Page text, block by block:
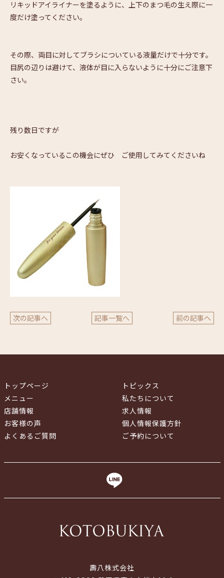
リキッドアイライナーを塗るように、上下のまつ毛の生え際に一
度だけ塗ってください。
その際、両目に対してブラシについている液量だけで十分です。
目尻の辺りは避けて、液体が目に入らないように十分にご注意下
さい。
残り数日ですが
お安くなっているこの機会にぜひ ご使用してみてくださいね
次の記事へ 記事一覧へ 前の記事へ
トップページ
メニュー
店舗情報
お客様の声
よくあるご質問
トピックス
私たちについて
求人情報
個人情報保護方針
ご予約について
壽八株式会社